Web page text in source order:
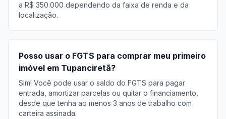
a R$ 350.000 dependendo da faixa de renda e da
localização.
Posso usar o FGTS para comprar meu primeiro
imóvel em Tupanciretã?
Sim! Você pode usar o saldo do FGTS para pagar
entrada, amortizar parcelas ou quitar o financiamento,
desde que tenha ao menos 3 anos de trabalho com
carteira assinada.